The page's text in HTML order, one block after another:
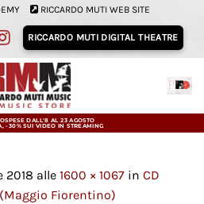
RICCARDO MUTI WEB SITE
RICCARDO MUTI DIGITAL THEATRE
DALL'8 AL 23 AGOSTO
-30% SUI VIDEO IN STREAMING
2018 alle 1600 × 1067 in CD
(Maggio Fiorentino)